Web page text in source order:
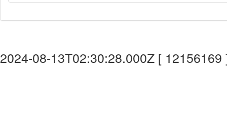
2024-08-13T02:30:28.000Z [ 12156169